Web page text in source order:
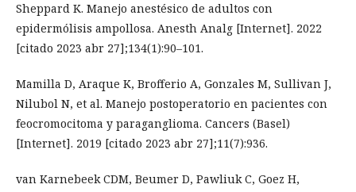
Sheppard K. Manejo anestésico de adultos con
epidermólisis ampollosa. Anesth Analg [Internet]. 2022
[citado 2023 abr 27];134(1):90–101.
Mamilla D, Araque K, Brofferio A, Gonzales M, Sullivan J,
Nilubol N, et al. Manejo postoperatorio en pacientes con
feocromocitoma y paraganglioma. Cancers (Basel)
[Internet]. 2019 [citado 2023 abr 27];11(7):936.
van Karnebeek CDM, Beumer D, Pawliuk C, Goez H,